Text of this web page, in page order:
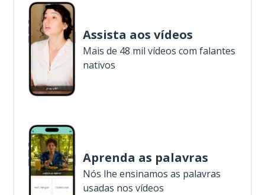
Assista aos vídeos
Mais de 48 mil vídeos com falantes
nativos
Aprenda as palavras
Nós lhe ensinamos as palavras
usadas nos vídeos